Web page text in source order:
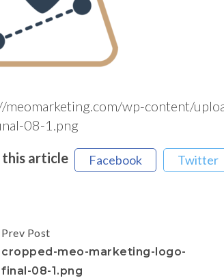
meomarketing.com/wp-content/
08-1.png
this article Facebook Twitter
Prev Post
cropped-meo-marketing-logo-
final-08-1.png